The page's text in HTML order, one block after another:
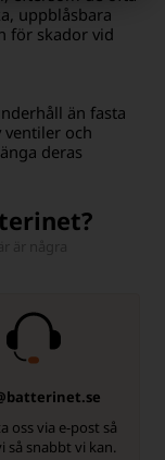
uppblåsbara
för skador vid
än fasta
ventiler och
deras
oss via e-post så
så snabbt vi kan.